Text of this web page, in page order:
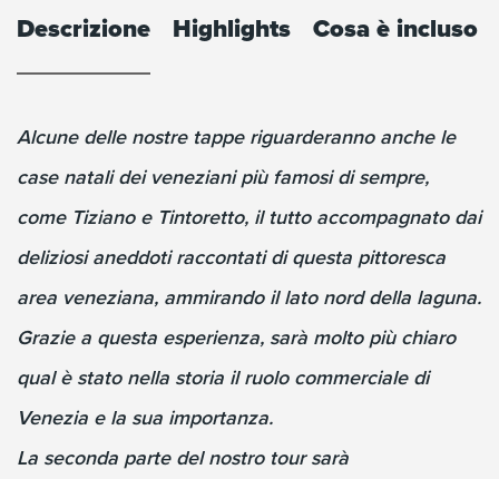
Descrizione Highlights Cosa è incluso
Alcune delle nostre tappe riguarderanno anche le
case natali dei veneziani più famosi di sempre,
come Tiziano e Tintoretto, il tutto accompagnato dai
deliziosi aneddoti raccontati di questa pittoresca
area veneziana, ammirando il lato nord della laguna.
Grazie a questa esperienza, sarà molto più chiaro
qual è stato nella storia il ruolo commerciale di
Venezia e la sua importanza.
La seconda parte del nostro tour sarà